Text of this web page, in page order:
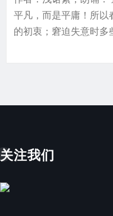
平凡，而是平庸！所
的初衷；窘迫失意时
关注我们